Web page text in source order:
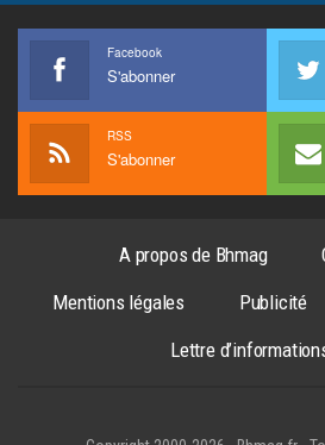
Facebook
S'abonner
RSS
S'abonner
A propos de Bhmag
Mentions légales
Publicité
Lettre